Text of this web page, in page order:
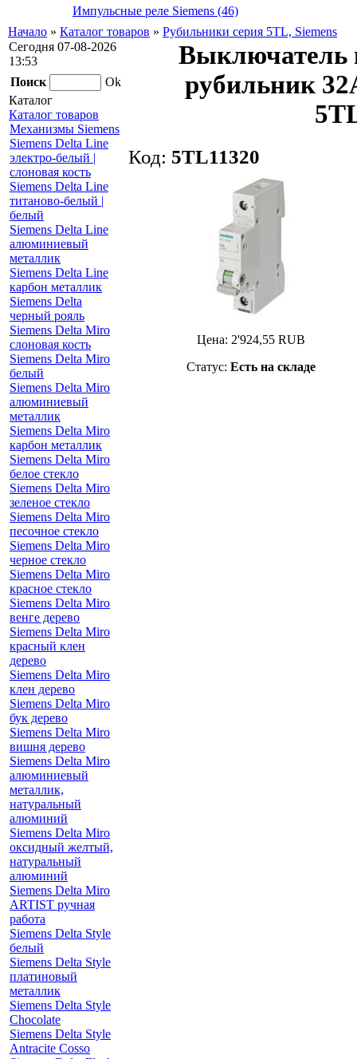
Импульсные реле Siemens (46)
Начало » Каталог товаров » Рубильники серия 5TL, Siemens
Сегодня 07-08-2026
13:53
Поиск
Ok
Каталог
Каталог товаров
Механизмы Siemens
Siemens Delta Line
электро-белый |
слоновая кость
Siemens Delta Line
титаново-белый |
белый
Siemens Delta Line
алюминиевый
металлик
Siemens Delta Line
карбон металлик
Siemens Delta
черный рояль
Siemens Delta Miro
слоновая кость
Siemens Delta Miro
белый
Siemens Delta Miro
алюминиевый
металлик
Siemens Delta Miro
карбон металлик
Siemens Delta Miro
белое стекло
Siemens Delta Miro
зеленое стекло
Siemens Delta Miro
песочное стекло
Siemens Delta Miro
черное стекло
Siemens Delta Miro
красное стекло
Siemens Delta Miro
венге дерево
Siemens Delta Miro
красный клен
дерево
Siemens Delta Miro
клен дерево
Siemens Delta Miro
бук дерево
Siemens Delta Miro
вишня дерево
Siemens Delta Miro
алюминиевый
металлик,
натуральный
алюминий
Siemens Delta Miro
оксидный желтый,
натуральный
алюминий
Siemens Delta Miro
ARTIST ручная
работа
Siemens Delta Style
белый
Siemens Delta Style
платиновый
металлик
Siemens Delta Style
Chocolate
Siemens Delta Style
Antracite Cosso
Выключатель
рубильник
Код: 5TL11320
Цена: 2'924,55RUB
Статус: Есть на складе